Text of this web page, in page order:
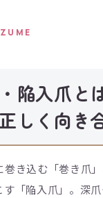
陥入爪と
しく向き
巻き込む「巻き爪
す「陥入爪」。深